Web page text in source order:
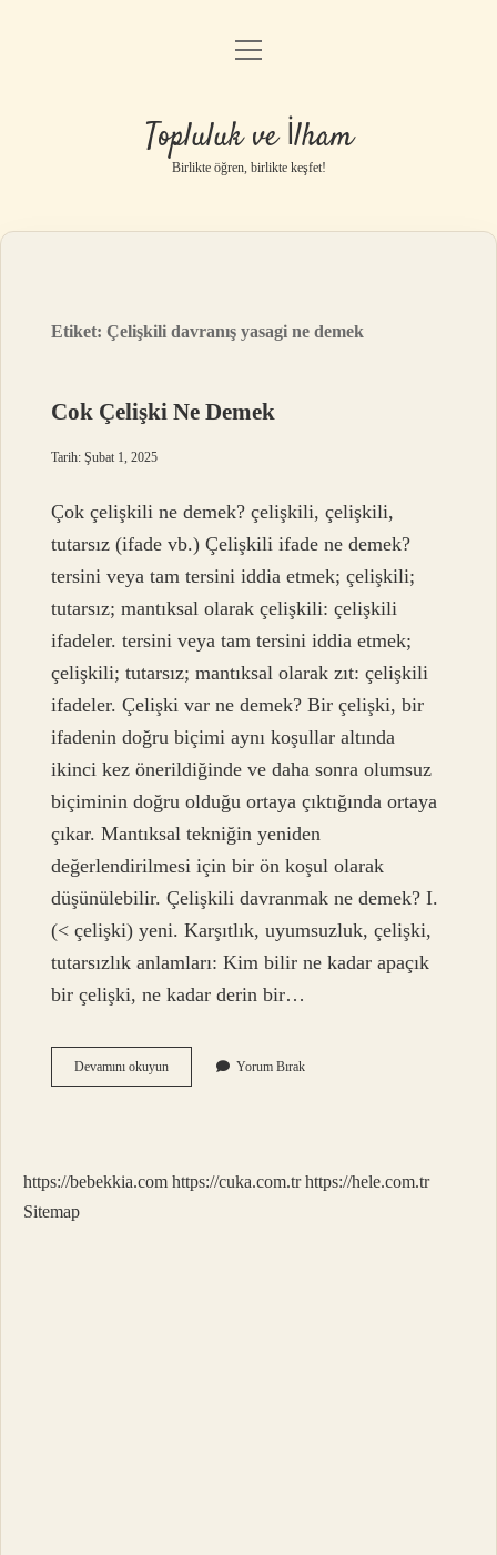
Anasayfa
Gizlilik Politikası
Yasal Uyarı
menüyü
Topluluk ve İlham
Birlikte öğren, birlikte keşfet!
Etiket:Çelişkili davranış yasagi ne demek
Cok Çelişki Ne Demek
Tarih: Şubat 1, 2025
Çok çelişkili ne demek? çelişkili, çelişkili,
tutarsız (ifade vb.) Çelişkili ifade ne demek?
tersini veya tam tersini iddia etmek; çelişkili;
tutarsız; mantıksal olarak çelişkili: çelişkili
ifadeler. tersini veya tam tersini iddia etmek;
çelişkili; tutarsız; mantıksal olarak zıt: çelişkili
ifadeler. Çelişki var ne demek? Bir çelişki, bir
ifadenin doğru biçimi aynı koşullar altında
ikinci kez önerildiğinde ve daha sonra olumsuz
biçiminin doğru olduğu ortaya çıktığında ortaya
çıkar. Mantıksal tekniğin yeniden
değerlendirilmesi için bir ön koşul olarak
düşünülebilir. Çelişkili davranmak ne demek? I.
(< çelişki) yeni. Karşıtlık, uyumsuzluk, çelişki,
tutarsızlık anlamları: Kim bilir ne kadar apaçık
bir çelişki, ne kadar derin bir…
Devamını okuyunCok
Çelişki
Yorum Bırak
https://bebekkia.com https://cuka.com.tr https://hele.com.tr
Sitemap